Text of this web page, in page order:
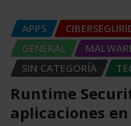
APPS
GENERAL
SIN CATEGORÍA
Runtime
aplicaciones